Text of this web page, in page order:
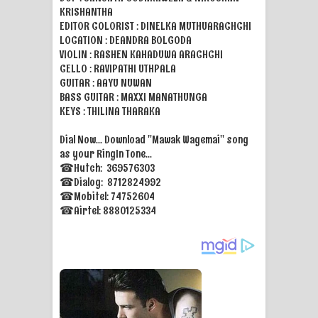
Manobhawa Song Lyrics - මනෝභව
ගීතයේ පද පෙළ
Akahe Indala Song Lyrics - ආකාහේ
ඉඳලා ගීතයේ පද පෙළ
Raawaya Song Lyrics - රාවය ගීතයේ
පද පෙළ
පෙළ
KRISHANTHA
EDITOR COLORIST : DINELKA MUTHUARACHCHI
LOCATION : DEANDRA BOLGODA
VIOLIN : RASHEN KAHADUWA ARACHCHI
CELLO : RAVIPATHI UTHPALA
GUITAR : AAYU NUWAN
BASS GUITAR : MAXXI MANATHUNGA
KEYS : THILINA THARAKA
Dial Now... Download "Mawak Wagemai" song
as your RingIn Tone...
☎Hutch: 369576303
☎Dialog: 8712824992
☎Mobitel: 74752604
☎Airtel: 8880125334